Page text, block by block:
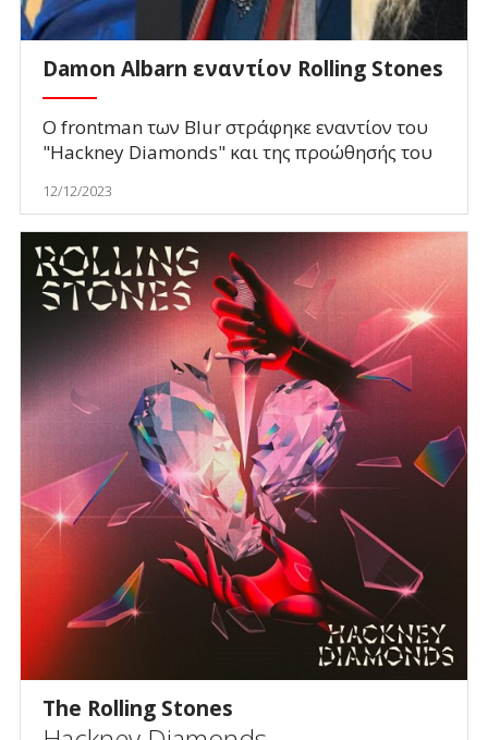
Damon Albarn εναντίον Rolling Stones
O frontman των Blur στράφηκε εναντίον του
"Hackney Diamonds" και της προώθησής του
12/12/2023
The Rolling Stones